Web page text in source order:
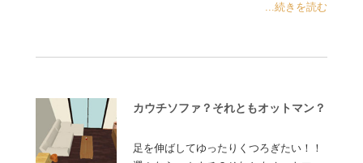
...続きを読む
カウチソファ？それともオットマン？
足を伸ばしてゆったりくつろぎたい！！